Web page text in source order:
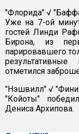
"Флорида" √
Уже на 7-ой
гостей Линди
Бирона, из
парировавшего
отметился
"Нэшвилл" √
"Койоты"
Дениса Архипова.